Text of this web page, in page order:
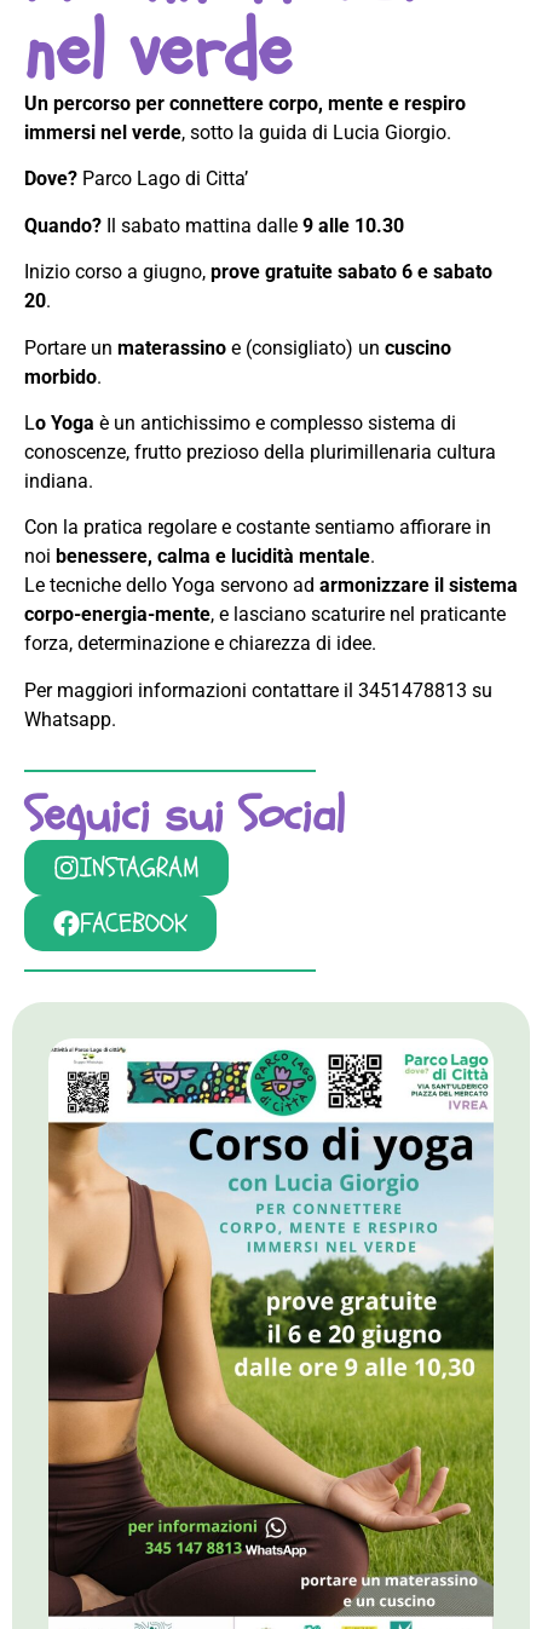
nel verde
Un percorso per connettere corpo, mente e respiro
immersi nel verde, sotto la guida di Lucia Giorgio.
Dove? Parco Lago di Citta’
Quando? Il sabato mattina dalle 9 alle 10.30
Inizio corso a giugno, prove gratuite sabato 6 e sabato
20.
Portare un materassino e (consigliato) un cuscino
morbido.
Lo Yoga è un antichissimo e complesso sistema di
conoscenze, frutto prezioso della plurimillenaria cultura
indiana.
Con la pratica regolare e costante sentiamo affiorare in
noi benessere, calma e lucidità mentale.
Le tecniche dello Yoga servono ad armonizzare il sistema
corpo-energia-mente, e lasciano scaturire nel praticante
forza, determinazione e chiarezza di idee.
Per maggiori informazioni contattare il 3451478813 su
Whatsapp.
Seguici sui Social
INSTAGRAM
FACEBOOK